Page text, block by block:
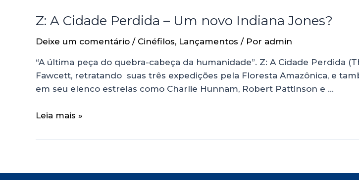
Z: A Cidade Perdida – Um novo Indiana Jones?
Deixe um comentário / Cinéfilos, Lançamentos / Por admin
“A última peça do quebra-cabeça da humanidade”. Z: A Cidade Perdida
Fawcett, retratando suas três expedições pela Floresta Amazônica, e
em seu elenco estrelas como Charlie Hunnam, Robert Pattinson e …
Leia mais »